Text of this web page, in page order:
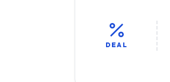
DEAL